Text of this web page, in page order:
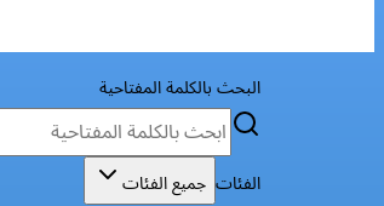
البحث بالكلمة المفتاحية
الفئات جميع الفئات